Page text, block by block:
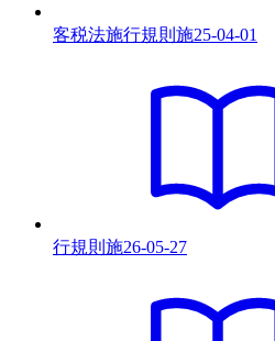
客税法施行規則 施25-04-01
行規則 施26-05-27